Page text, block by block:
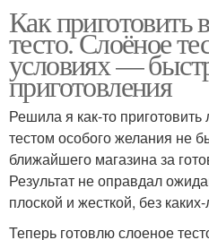
Как приготовить
тесто. Слоёное
условиях —
приготовления
Решила я как-то
тестом особого желания не
ближайшего магазина за
Результат не оправдал
плоской и жесткой, без
Теперь готовлю слоеное